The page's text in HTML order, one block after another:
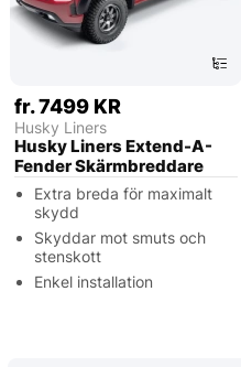
fr. 7499 KR
Husky Liners
Husky Liners Extend-A-
Fender Skärmbreddare
Extra breda för maximalt
skydd
Skyddar mot smuts och
stenskott
Enkel installation